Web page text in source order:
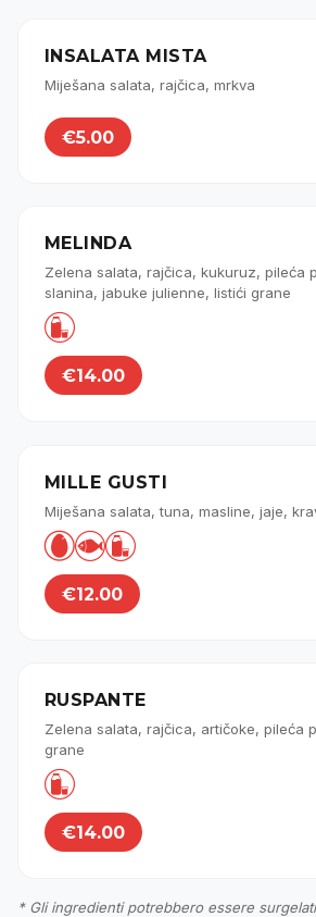
INSALATA MISTA
Miješana salata, rajčica, mrkva
€5.00
MELINDA
Zelena salata, rajčica, kukuruz, pileća
slanina, jabuke julienne, listići grane

€14.00
MILLE GUSTI
Miješana salata, tuna, masline, jaje,

€12.00
RUSPANTE
Zelena salata, rajčica, artičoke, pileća
grane

€14.00
* Gli ingredienti potrebbero essere